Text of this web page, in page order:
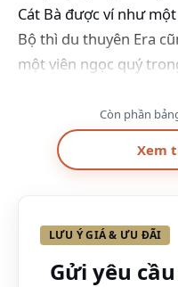
Cát Bà được ví như
Bộ thì du thuyên Era
một viên ngọc quý
Còn phần
Xem
LƯU Ý GIÁ & ƯU ĐÃI
Gửi yêu